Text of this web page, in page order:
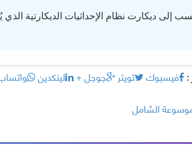
إلى ديكارت نظام الإحداثيات الديكارتية
: فيسبوك تويتر جوجل + لينكدين
الشامل